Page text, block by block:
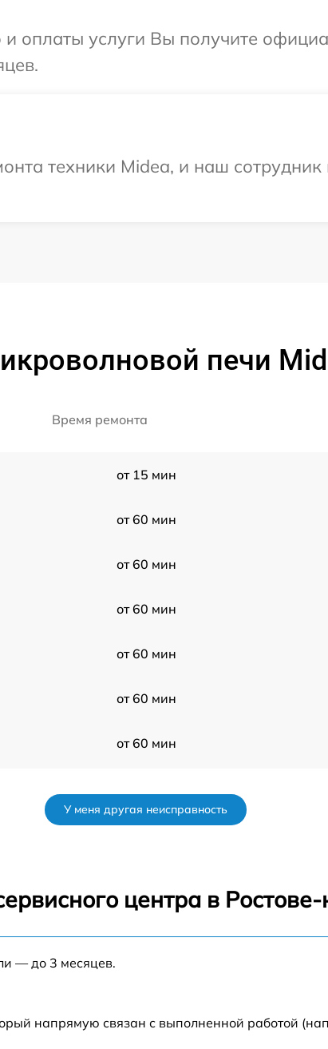
и оплаты услуги Вы получите
техники Midea, и наш сотрудник
печи
Время ремонта
от 15 мин
от 60 мин
от 60 мин
от 60 мин
от 60 мин
от 60 мин
от 60 мин
У меня другая неисправность
центра в
— до 3 месяцев.
напрямую связан с выполненной работой